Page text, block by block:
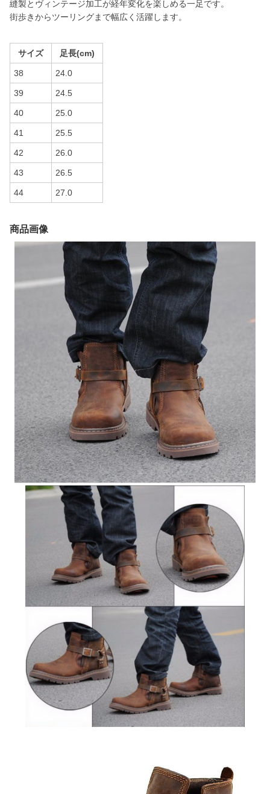
縫製とヴィンテージ加工が経年変化を楽しめる一足です。
街歩きからツーリングまで幅広く活躍します。
サイズ 足長(cm)
38 24.0
39 24.5
40 25.0
41 25.5
42 26.0
43 26.5
44 27.0
商品画像